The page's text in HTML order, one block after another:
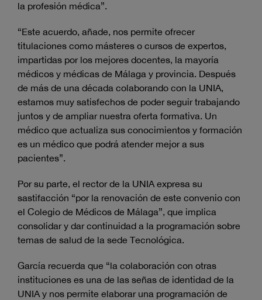
la profesión médica”.
“Este acuerdo, añade, nos permite ofrecer
titulaciones como másteres o cursos de expertos,
impartidas por los mejores docentes, la mayoría
médicos y médicas de Málaga y provincia. Después
de más de una década colaborando con la UNIA,
estamos muy satisfechos de poder seguir trabajando
juntos y de ampliar nuestra oferta formativa. Un
médico que actualiza sus conocimientos y formación
es un médico que podrá atender mejor a sus
pacientes”.
Por su parte, el rector de la UNIA expresa su
sastifacción “por la renovación de este convenio con
el Colegio de Médicos de Málaga”, que implica
consolidar y dar continuidad a la programación sobre
temas de salud de la sede Tecnológica.
García recuerda que “la colaboración con otras
instituciones es una de las señas de identidad de la
UNIA y nos permite elaborar una programación de